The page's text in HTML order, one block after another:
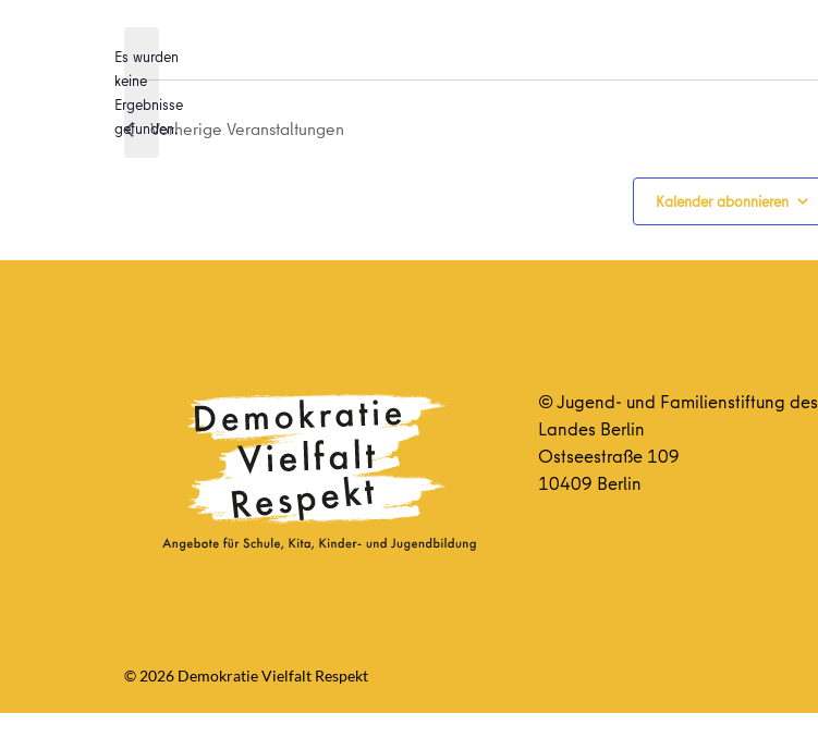
Hinweis
Es wurden
keine
Ergebnisse
gefunden.Vorherige Veranstaltungen
Kalender abonnieren
© Jugend- und Familienstiftung des
Landes Berlin
Ostseestraße 109
10409 Berlin
© 2026 Demokratie Vielfalt Respekt